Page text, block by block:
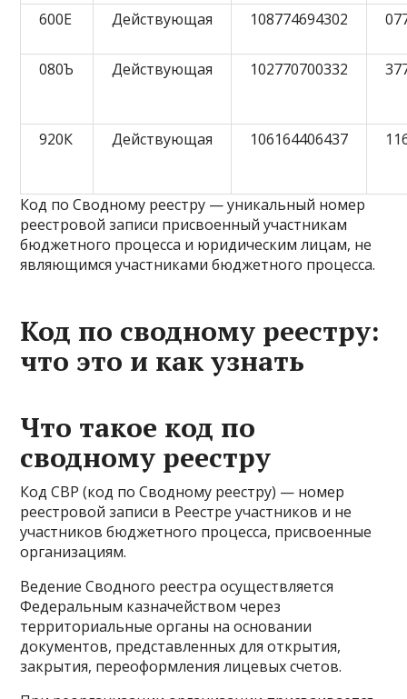
600Е Действующая 108774694302
080Ъ Действующая 102770700332
920К Действующая 106164406437
Код по Сводному реестру — уникальный номер
реестровой записи присвоенный участникам
бюджетного процесса и юридическим лицам, не
являющимся участниками бюджетного процесса.
Код по сводному реестру:
что это и как узнать
Что такое код по
сводному реестру
Код СВР (код по Сводному реестру) — номер
реестровой записи в Реестре участников и не
участников бюджетного процесса, присвоенные
организациям.
Ведение Сводного реестра осуществляется
Федеральным казначейством через
территориальные органы на основании
документов, представленных для открытия,
закрытия, переоформления лицевых счетов.